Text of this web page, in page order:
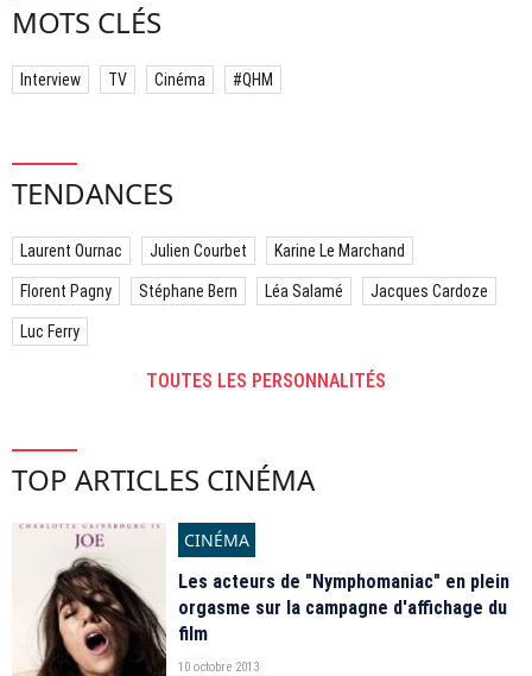
MOTS CLÉS
Interview TV Cinéma #QHM
TENDANCES
Laurent Ournac Julien Courbet Karine Le Marchand
Florent Pagny Stéphane Bern Léa Salamé Jacques Cardoze
Luc Ferry
TOUTES LES PERSONNALITÉS
TOP ARTICLES CINÉMA
CINÉMA
Les acteurs de "Nymphomaniac" en plein
orgasme sur la campagne d'affichage du
film
10 octobre 2013